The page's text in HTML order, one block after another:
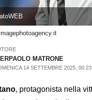
MATRONE
14 SETTEMBRE 2025, 00:23
, protagonista nella